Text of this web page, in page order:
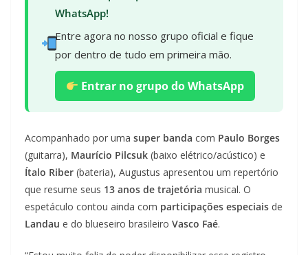
WhatsApp!
Entre agora no nosso grupo oficial e fique
por dentro de tudo em primeira mão.
Entrar no grupo do WhatsApp
Acompanhado por uma super banda com Paulo Borges
(guitarra), Maurício Pilcsuk (baixo elétrico/acústico) e
Ítalo Riber (bateria), Augustus apresentou um repertório
que resume seus 13 anos de trajetória musical. O
espetáculo contou ainda com participações especiais de
Landau e do blueseiro brasileiro Vasco Faé.